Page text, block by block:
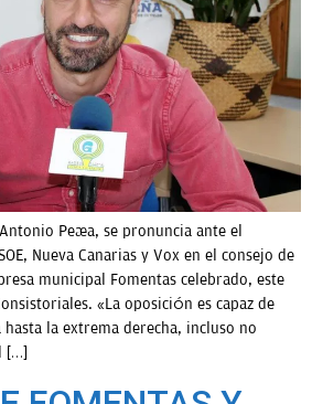
Peña, se pronuncia ante el
Nueva Canarias y Vox en el consejo de
municipal Fomentas celebrado, este
«La oposición es capaz de
la extrema derecha, incluso no
[…]